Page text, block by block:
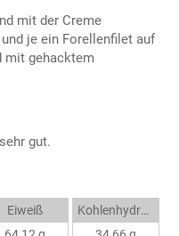
mit der Creme
je ein Forellenfilet auf
mit gehacktem
gut.
Eiweiß
Kohlenhydrate